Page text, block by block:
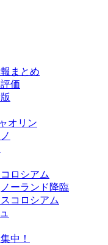
まとめ
価
オリン
ロシアム
ノーランド降臨
コロシアム
中！